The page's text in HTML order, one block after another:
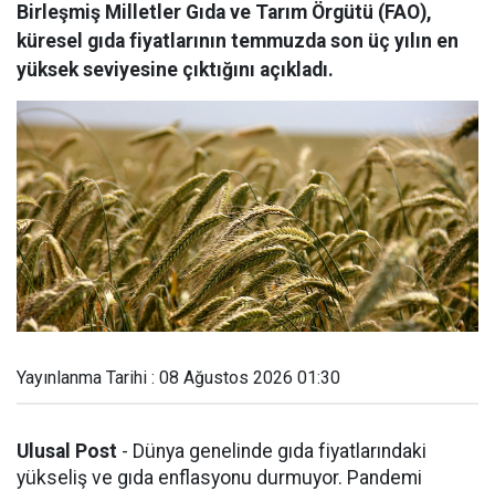
Birleşmiş Milletler Gıda ve Tarım Örgütü (FAO),
küresel gıda fiyatlarının temmuzda son üç yılın en
yüksek seviyesine çıktığını açıkladı.
Yayınlanma Tarihi : 08 Ağustos 2026 01:30
Ulusal Post - Dünya genelinde gıda fiyatlarındaki
yükseliş ve gıda enflasyonu durmuyor. Pandemi